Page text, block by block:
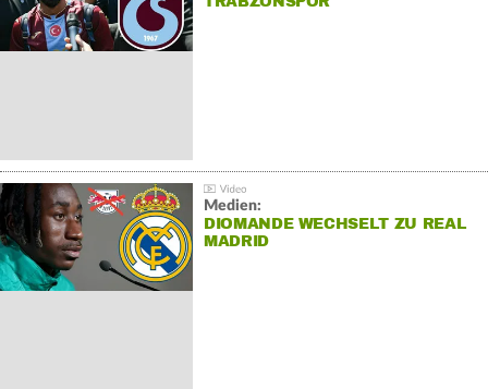
Medien:
DIOMANDE WECHSELT ZU REAL
MADRID